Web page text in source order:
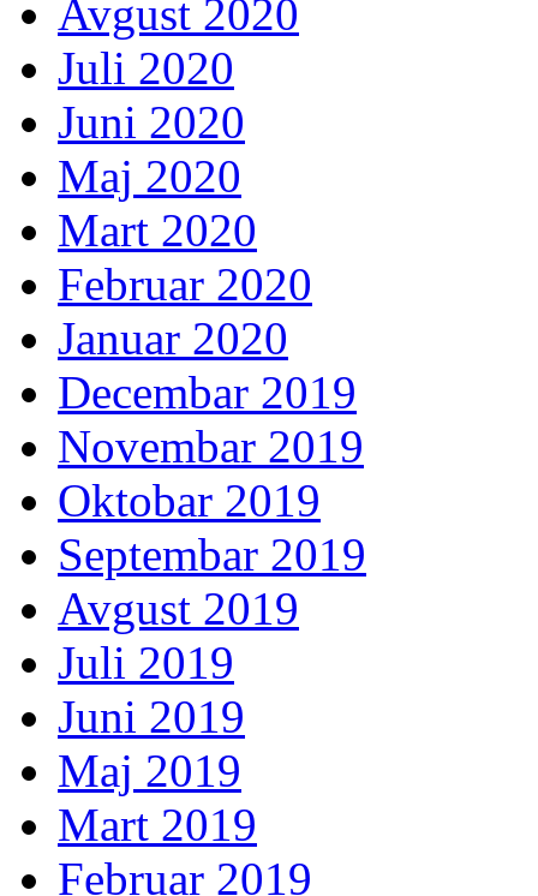
Avgust 2020
Juli 2020
Juni 2020
Maj 2020
Mart 2020
Februar 2020
Januar 2020
Decembar 2019
Novembar 2019
Oktobar 2019
Septembar 2019
Avgust 2019
Juli 2019
Juni 2019
Maj 2019
Mart 2019
Februar 2019